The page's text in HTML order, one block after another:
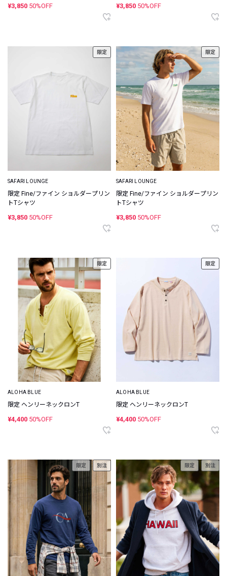
¥3,850 50%OFF ¥3,850 50%OFF
限定
SAFARI LOUNGE
限定 Fine/ファイン ショルダープリン
トTシャツ
¥3,850 50%OFF
限定
SAFARI LOUNGE
限定 Fine/ファイン ショルダープリン
トTシャツ
¥3,850 50%OFF
限定
ALOHA BLUE
限定 ヘンリーネックロンT
¥4,400 50%OFF
限定
ALOHA BLUE
限定 ヘンリーネックロンT
¥4,400 50%OFF
限定 別注 限定 別注